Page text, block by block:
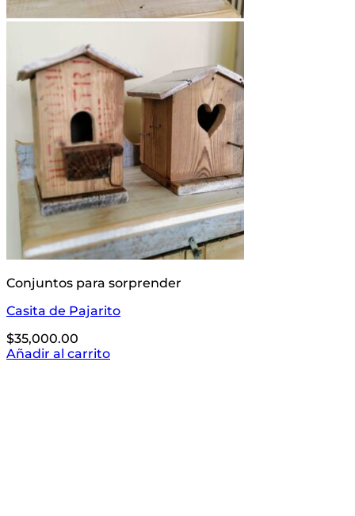
Conjuntos para sorprender
Casita de Pajarito
$35,000.00
Añadir al carrito